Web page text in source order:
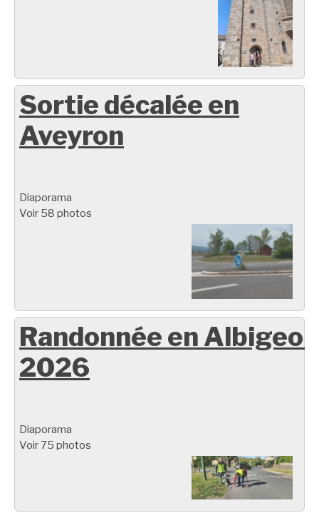
Sortie décalée en
Aveyron
Diaporama
Voir 58 photos
Randonnée en
2026
Diaporama
Voir 75 photos